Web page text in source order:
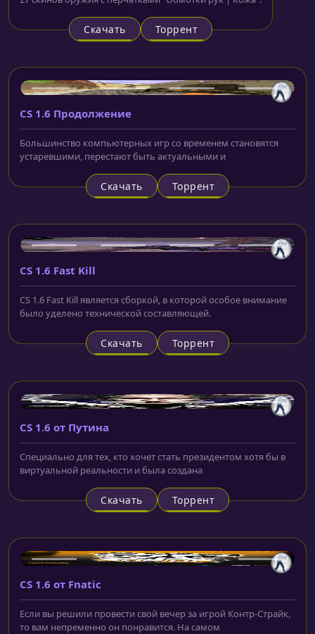
Скачать Торрент
CS 1.6 Продолжение
Большинство компьютерных игр со временем становятся
устаревшими, перестают быть актуальными и
Скачать Торрент
CS 1.6 Fast Kill
CS 1.6 Fast Kill является сборкой, в которой особое внимание
было уделено технической составляющей.
Скачать Торрент
CS 1.6 от Путина
Специально для тех, кто хочет стать президентом хотя бы в
виртуальной реальности и была создана
Скачать Торрент
CS 1.6 от Fnatic
Если вы решили провести свой вечер за игрой Контр-Страйк,
то вам непременно он понравится. На самом